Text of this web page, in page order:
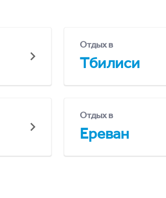
Отдых в
Тбилиси
Отдых в
Ереван